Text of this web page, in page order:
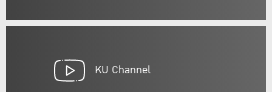
KU Channel